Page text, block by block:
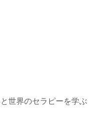
世界のセラピーを学ぶ